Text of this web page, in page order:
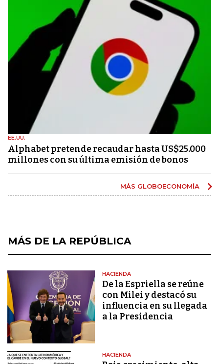
EE.UU.
Alphabet pretende recaudar hasta US$25.000
millones con su última emisión de bonos
MÁS GLOBOECONOMÍA
MÁS DE LA REPÚBLICA
HACIENDA
De la Espriella se reúne
con Milei y destacó su
influencia en su llegada
a la Presidencia
HACIENDA